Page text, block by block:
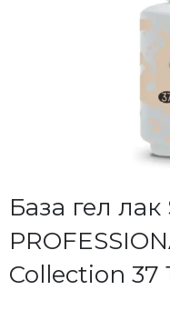
База гел лак
Collection 37
Преминете
към
началото
на
галерия